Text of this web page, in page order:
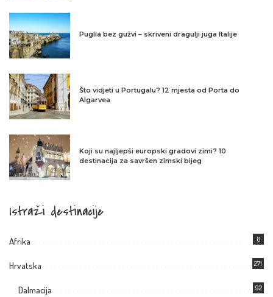
Puglia bez gužvi – skriveni dragulji juga Italije
Što vidjeti u Portugalu? 12 mjesta od Porta do
Algarvea
Koji su najljepši europski gradovi zimi? 10
destinacija za savršen zimski bijeg
Istraži destinacije
Afrika 8
Hrvatska 271
Dalmacija 92